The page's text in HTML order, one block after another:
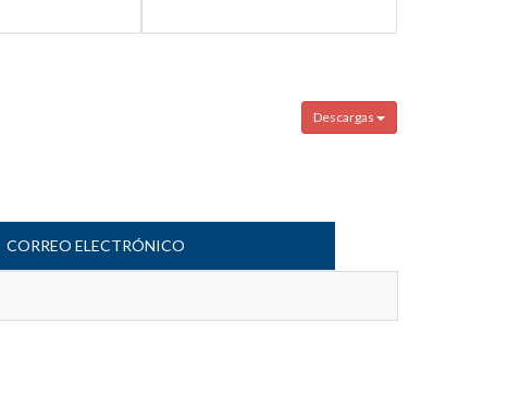
Descargas
CORREO ELECTRÓNICO